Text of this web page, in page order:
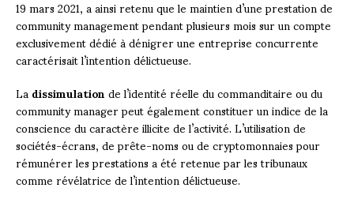
19 mars 2021, a ainsi retenu que le maintien d’une prestation de
community management pendant plusieurs mois sur un compte
exclusivement dédié à dénigrer une entreprise concurrente
caractérisait l’intention délictueuse.
Ladissimulationde l’identité réelle du commanditaire ou du
community manager peut également constituer un indice de la
conscience du caractère illicite de l’activité. L’utilisation de
sociétés-écrans, de prête-noms ou de cryptomonnaies pour
rémunérer les prestations a été retenue par les tribunaux
comme révélatrice de l’intention délictueuse.